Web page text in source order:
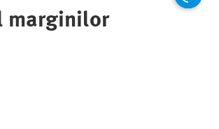
marginilor